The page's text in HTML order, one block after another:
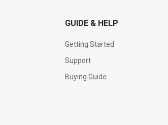
GUIDE & HELP
Getting Started
Support
Buying Guide